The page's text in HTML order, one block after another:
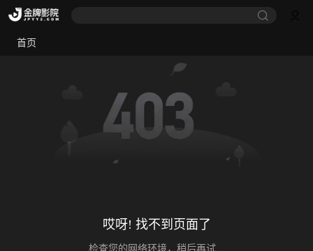
首页
哎呀! 找不到页面了
检查您的网络环境，稍后再试...